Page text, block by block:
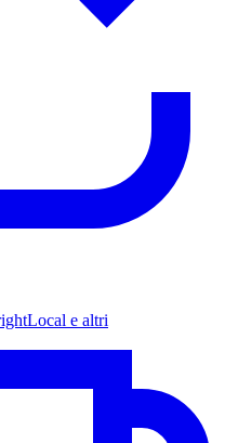
e altri